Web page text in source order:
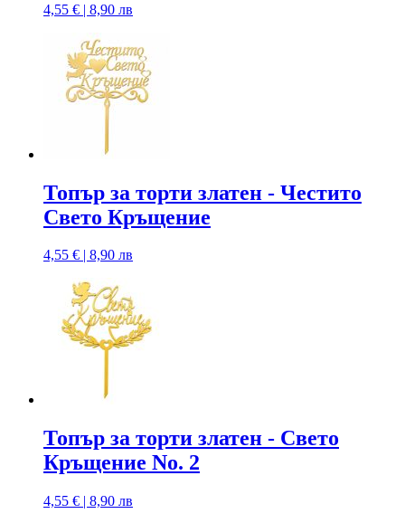
4,55 € | 8,90 лв
Топър за торти златен - Честито
Свето Кръщение
4,55 € | 8,90 лв
Топър за торти златен - Свето
Кръщение No. 2
4,55 € | 8,90 лв